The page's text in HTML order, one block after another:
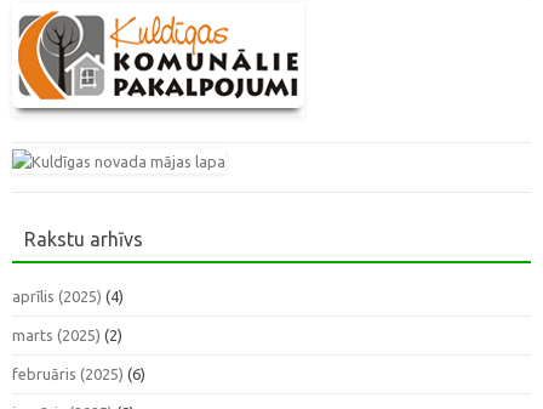
Rakstu arhīvs
aprīlis (2025) (4)
marts (2025) (2)
februāris (2025) (6)